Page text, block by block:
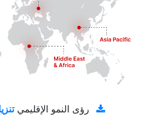
رؤى النمو الإقليمي